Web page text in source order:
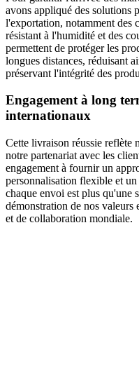
avons appliqué des solutions
l'exportation, notamment des
résistant à l'humidité et des
permettent de protéger les
longues distances, réduisant
préservant l'intégrité des
Engagement à long
internationaux
Cette livraison réussie reflète
notre partenariat avec les
engagement à fournir un
personnalisation flexible et
chaque envoi est plus qu'une
démonstration de nos valeurs
et de collaboration mondiale.